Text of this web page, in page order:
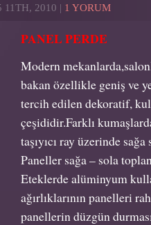
2010 | 1 YORUM
PANEL PERDE
Modern
bakan özellikle geniş ve
tercih edilen dekoratif,
çeşididir.Farklı
taşıyıcı ray üzerinde
Paneller sağa – sola
Eteklerde alüminyum
ağırlıklarının panelleri
panellerin düzgün